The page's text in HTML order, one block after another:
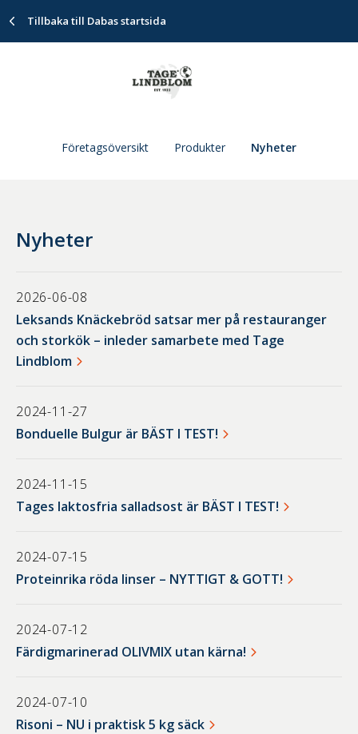
Tillbaka till Dabas startsida
Företagsöversikt Produkter Nyheter
Nyheter
2026-06-08
Leksands Knäckebröd satsar mer på restauranger
och storkök – inleder samarbete med Tage
Lindblom
2024-11-27
Bonduelle Bulgur är BÄST I TEST!
2024-11-15
Tages laktosfria salladsost är BÄST I TEST!
2024-07-15
Proteinrika röda linser – NYTTIGT & GOTT!
2024-07-12
Färdigmarinerad OLIVMIX utan kärna!
2024-07-10
Risoni – NU i praktisk 5 kg säck